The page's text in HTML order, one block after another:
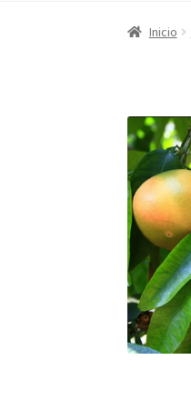
Inicio